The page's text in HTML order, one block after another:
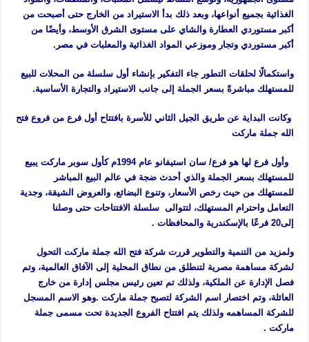
الغذائية بجميع أنواعها، وبعد ذلك بدأ الاستيراد من الخارج حتى أصبحت من
أكبر مستوردي العطارة والشاي على مستوى الشرق الأوسط، وأيضًا من
أكبر مستوردي وتجار وموزعي المواد الغذائية والمعلبات في مصر.
واستكمالًا لحلقات التطور جاء التفكير بإنشاء أول سلسلة من المحلات للبيع
للمستهلك مباشرةً بسعر الجملة إلى جانب الاستيراد والتجارة الأساسية.
وكانت البداية عن طريق الجيل الثاني للأسرة بافتتاح أول فرع من فروع فتح
الله جملة ماركت
وأول فرع لها هو فرع/ سان استيفانو عام 1994م كأول سوبر ماركت يبيع
للمستهلك بسعر الجملة والذي أحدث ضجة في عالم البيع المباشر
للمستهلك من حيث رخص الأسعار، وتنوع البضائع، والعروض الشيقة، وجدية
التعامل واحترام المستهلك، لتتوالى سلسلة الافتتاحات حتى وصلنا
إلى20 فرعًا بالإسكندرية والمحافظات .
ولمزيد من التنمية والتطوير قررت شركة فتح الله جملة ماركت التحول
لشركة مساهمة مصرية لتنطلق من نطاق المحلية إلى الآفاق العالمية، وتم
فصل الإدارة عن الملكية، ولذلك تم تعين رئيس مجلس إدارة من خارج
العائلة، وتم اختصار اسم الشركة لتصبح جملة ماركت .وهو الاسم المسجل
للشركة المساهمه ولذلك يتم افتتاح الفروع الجديدة تحت مسمى جملة
ماركت .